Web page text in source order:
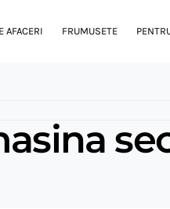
AFACERI FRUMUSETE